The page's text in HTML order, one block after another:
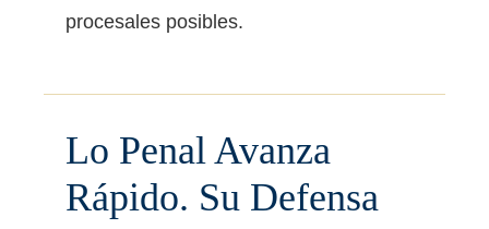
procesales posibles.
Lo Penal Avanza
Rápido. Su Defensa